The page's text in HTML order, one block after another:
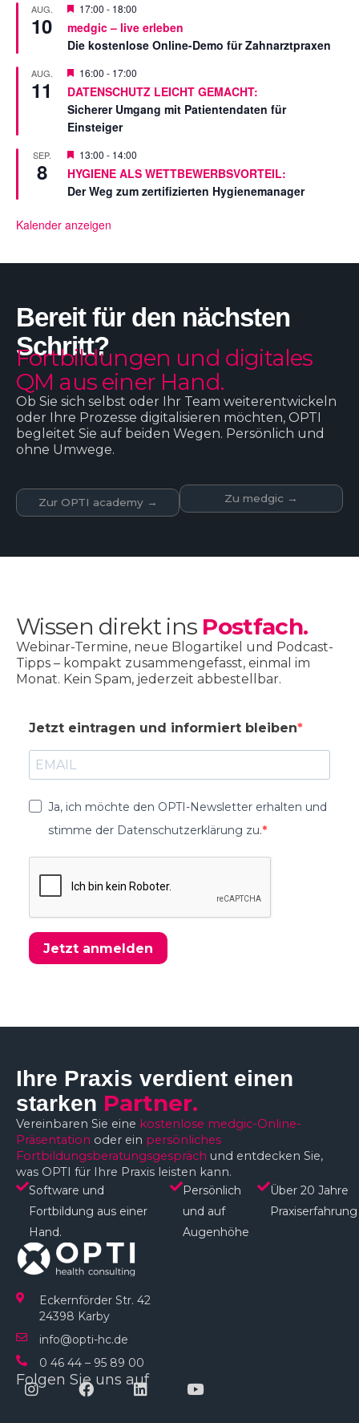
AUG.
10
V
r
g
s
t
e
l
l
t
17:00 - 18:00
medgic – live erleben
Die kostenlose Online-Demo für Zahnarztpraxen
AUG.
11
V
o
r
g
e
s
e
l
l
t
16:00 - 17:00
DATENSCHUTZ LEICHT GEMACHT:
Sicherer Umgang mit Patientendaten für
Einsteiger
SEP.
8
V
o
r
g
t
13:00 - 14:00
HYGIENE ALS WETTBEWERBSVORTEIL:
Der Weg zum zertifizierten Hygienemanager
Kalender anzeigen
Bereit für den nächsten
Schritt?
Fortbildungen und digitales
QM aus einer Hand.
Ob Sie sich selbst oder Ihr Team weiterentwickeln
oder Ihre Prozesse digitalisieren möchten, OPTI
begleitet Sie auf beiden Wegen. Persönlich und
ohne Umwege.
Zur OPTI academy → Zu medgic →
Wissen direkt ins Postfach.
Webinar-Termine, neue Blogartikel und Podcast-
Tipps – kompakt zusammengefasst, einmal im
Monat. Kein Spam, jederzeit abbestellbar.
Jetzt eintragen und informiert bleiben
Ja, ich möchte den OPTI-Newsletter erhalten und
stimme der Datenschutzerklärung zu.
Jetzt anmelden
Eckernförder Str. 42
24398 Karby
info@opti-hc.de
0 46 44 – 95 89 00
Ihre Praxis verdient einen
starken Partner.
Vereinbaren Sie eine kostenlose medgic-Online-
Präsentation oder ein persönliches
Fortbildungsberatungsgespräch und entdecken Sie,
was OPTI für Ihre Praxis leisten kann.
Software und
Fortbildung aus einer
Hand.
Persönlich
und auf
Augenhöhe​
Über 20 Jahre
Praxiserfahrung
Folgen Sie uns auf
InstagramFacebookLinkedinYoutube